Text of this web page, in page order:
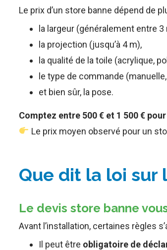
Le prix d’un store banne dépend de
la largeur (généralement entre 3
la projection (jusqu’à 4 m),
la qualité de la toile (acrylique,
le type de commande
et bien sûr, la pose.
Comptez entre 500 € et 1 500 €
Le prix moyen observé pour un
Que dit la loi sur
Le devis store banne
Avant l’installation, certaines règles
Il peut être obligatoire de